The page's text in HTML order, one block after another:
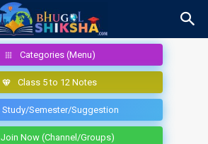
Categories (Menu)
Class 5 to 12 Notes
Study/Semester/Suggestion
Join Now (Channel/Groups)